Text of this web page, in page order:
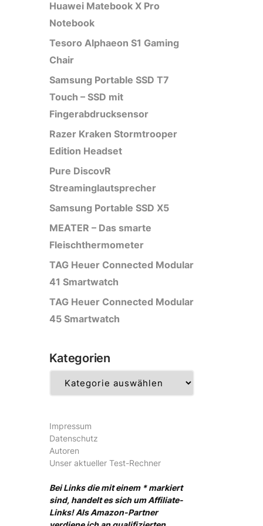
Huawei Matebook X Pro
Notebook
Tesoro Alphaeon S1 Gaming
Chair
Samsung Portable SSD T7
Touch – SSD mit
Fingerabdrucksensor
Razer Kraken Stormtrooper
Edition Headset
Pure DiscovR
Streaminglautsprecher
Samsung Portable SSD X5
MEATER – Das smarte
Fleischthermometer
TAG Heuer Connected Modular
41 Smartwatch
TAG Heuer Connected Modular
45 Smartwatch
Kategorien
Impressum
Datenschutz
Autoren
Unser aktueller Test-Rechner
Bei Links die mit einem * markiert
sind, handelt es sich um Affiliate-
Links! Als Amazon-Partner